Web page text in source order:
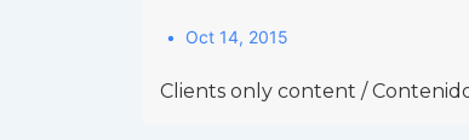
Oct 14, 2015
Clients only content /